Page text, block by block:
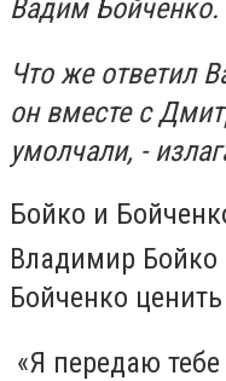
Вадим Бойченко.
Что же ответил
он вместе с
умолчали, -
Бойко и
Владимир
Бойченко
«Я передаю